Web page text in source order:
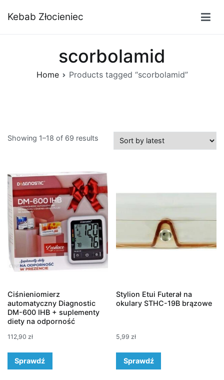
doKebab Złocieniec
scorbolamid
Home Products tagged “scorbolamid”
Showing 1–18 of 69 results
Ciśnieniomierz
automatyczny Diagnostic
DM-600 IHB + suplementy
diety na odporność
112,90 zł
Sprawdź
Stylion Etui Futerał na
okulary STHC-19B brązowe
5,99 zł
Sprawdź